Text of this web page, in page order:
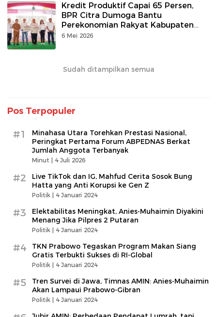
Kredit Produktif Capai 65 Persen,
BPR Citra Dumoga Bantu
Perekonomian Rakyat Kabupaten
Bolaang Mongondow
6 Mei 2026
Sudah ditampilkan semua
Pos Terpopuler
#1
Minahasa Utara Torehkan Prestasi Nasional,
Peringkat Pertama Forum ABPEDNAS Berkat
Jumlah Anggota Terbanyak
Minut | 4 Juli 2026
#2
Live TikTok dan IG, Mahfud Cerita Sosok Bung
Hatta yang Anti Korupsi ke Gen Z
Politik | 4 Januari 2024
#3
Elektabilitas Meningkat, Anies-Muhaimin Diyakini
Menang Jika Pilpres 2 Putaran
Politik | 4 Januari 2024
#4
TKN Prabowo Tegaskan Program Makan Siang
Gratis Terbukti Sukses di RI-Global
Politik | 4 Januari 2024
#5
Tren Survei di Jawa, Timnas AMIN: Anies-Muhaimin
Akan Lampaui Prabowo-Gibran
Politik | 4 Januari 2024